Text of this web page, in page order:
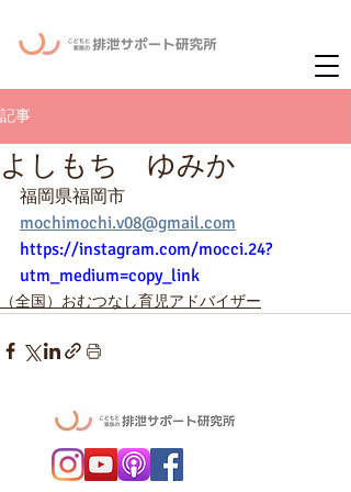
記事
よしもち ゆみか
福岡県福岡市
mochimochi.v08@gmail.com
https://instagram.com/mocci.24?
utm_medium=copy_link
（全国）おむつなし育児アドバイザー